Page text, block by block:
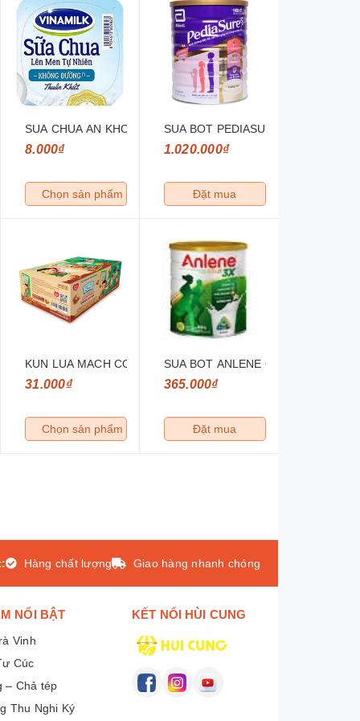
SOCOLA LUA MACH 110ML
SUA CHUA AN KHONG DUONG VNM 100GR
8.000₫
Chọn sản phẩm
SUA BOT PEDIASURE ABBOTT
1.020.000₫
Đặt mua
DAU 78G 15V
KUN LUA MACH CO THACH KUNKUN 170ML
31.000₫
Chọn sản phẩm
SUA BOT ANLENE GOLD 3X
365.000₫
Đặt mua
Hàng chất lượng Giao hàng nhanh chóng
NỔI BẬT
Vinh
Cúc
– Chả tép
Thu Nghi Ký
KẾT NỐI HÙI CUNG